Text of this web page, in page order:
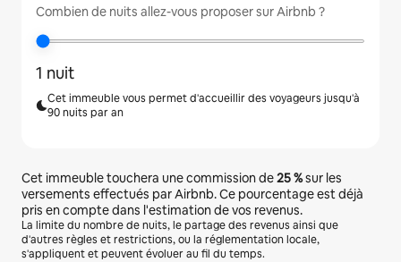
Combien de nuits allez-vous proposer sur Airbnb ?
1 nuit
Cet immeuble vous permet d'accueillir des voyageurs jusqu'à
90 nuits par an
Cet immeuble touchera une commission de25 %sur les
versements effectués par Airbnb. Ce pourcentage est déjà
pris en compte dans l'estimation de vos revenus.
La limite du nombre de nuits, le partage des revenus ainsi que
d'autres règles et restrictions, ou la réglementation locale,
s'appliquent et peuvent évoluer au fil du temps.